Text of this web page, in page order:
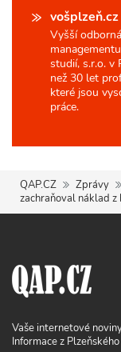
vošplzeň.cz
Vyšší
studií, s.r.o. v
než 30 let
které jsou
práce.
QAP.CZ Zprávy
zachraňoval náklad z
Vaše internetové
Informace z